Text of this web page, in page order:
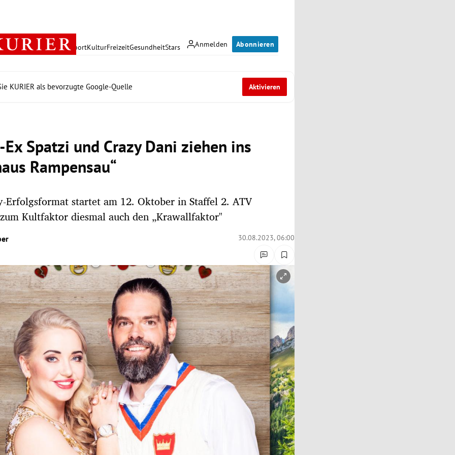
Anmelden Abonnieren
PolitikWirtschaft SportKulturFreizeitGesundheitStars
KURIER als bevorzugte Google-Quelle Aktivieren
Ex Spatzi und Crazy Dani ziehen ins
Rampensau“
Erfolgsformat startet am 12. Oktober in Staffel 2. ATV
Kultfaktor diesmal auch den „Krawallfaktor"
30.08.2023, 06:00
öffnen/schließen